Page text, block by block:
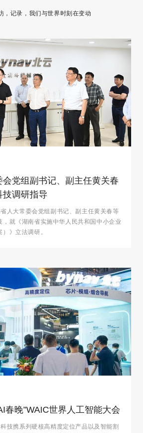
，记录，我们与世界时刻在变动
党组副书记、副主任黄关春
技调研指导
人大常委会党组副书记、副主任黄关春等
，就《湖南省实施中华人民共和国中小企业
》立法调研。
春晚”WAIC世界人工智能大会
技携系列硬核高精度定位产品以及智能割